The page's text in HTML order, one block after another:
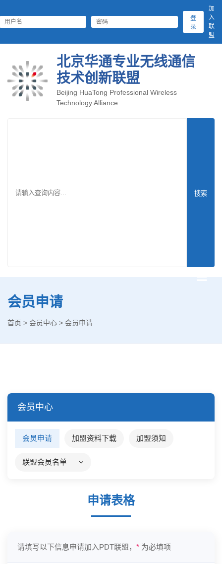
登
录
加
入
联
盟
北京华通专业无线通信
技术创新联盟
Beijing HuaTong Professional Wireless
Technology Alliance
搜索
会员申请
首页 > 会员中心 > 会员申请
会员中心
会员申请 加盟资料下载 加盟须知
联盟会员名单
申请表格
请填写以下信息申请加入PDT联盟， * 为必填项